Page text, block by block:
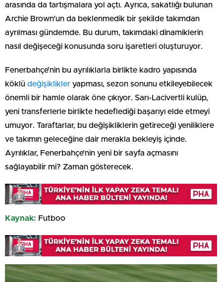
arasında da tartışmalara yol açtı. Ayrıca, sakatlığı bulunan
Archie Brown’un da beklenmedik bir şekilde takımdan
ayrılması gündemde. Bu durum, takımdaki dinamiklerin
nasıl değişeceği konusunda soru işaretleri oluşturuyor.
Fenerbahçe’nin bu ayrılıklarla birlikte kadro yapısında
köklü değişiklikler yapması, sezon sonunu etkileyebilecek
önemli bir hamle olarak öne çıkıyor. Sarı-Lacivertli kulüp,
yeni transferlerle birlikte hedeflediği başarıyı elde etmeyi
umuyor. Taraftarlar, bu değişikliklerin getireceği yeniliklere
ve takımın geleceğine dair merakla bekleyiş içinde.
Ayrılıklar, Fenerbahçe’nin yeni bir sayfa açmasını
sağlayabilir mi? Zaman gösterecek.
Kaynak: Futboo